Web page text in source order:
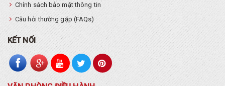
Chính sách bảo mật thông tin
Câu hỏi thường gặp (FAQs)
KẾT NỐI